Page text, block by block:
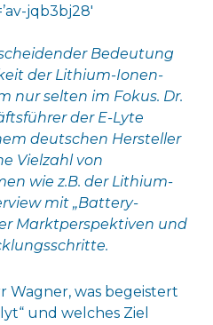
jqb3bj28′
Bedeutung
der Lithium-Ionen-
nur selten im Fokus. Dr.
der E-Lyte
deutschen Hersteller
Vielzahl von
wie z.B. der Lithium-
mit „Battery-
Marktperspektiven und
Wagner, was begeistert
und welches Ziel